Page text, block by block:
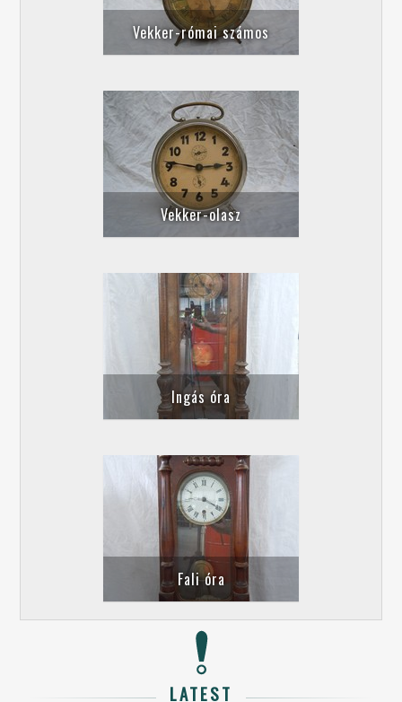
Vekker-római számos
Vekker-olasz
Ingás óra
Fali óra
LATEST